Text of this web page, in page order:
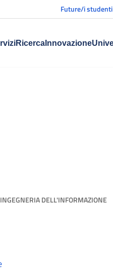
Future/i studenti
RicercaInnovazione
DELL'INFORMAZIONE